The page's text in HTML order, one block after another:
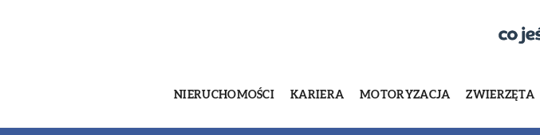
NIERUCHOMOŚCI KARIERA MOTORYZACJA ZWIERZĘTA